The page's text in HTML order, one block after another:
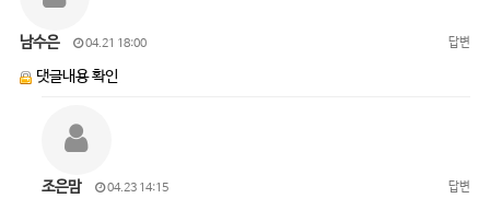
남수은 04.21 18:00 답변
댓글내용 확인
조은맘 04.23 14:15 답변